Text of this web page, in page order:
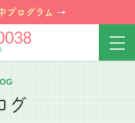
プログラム →
グ